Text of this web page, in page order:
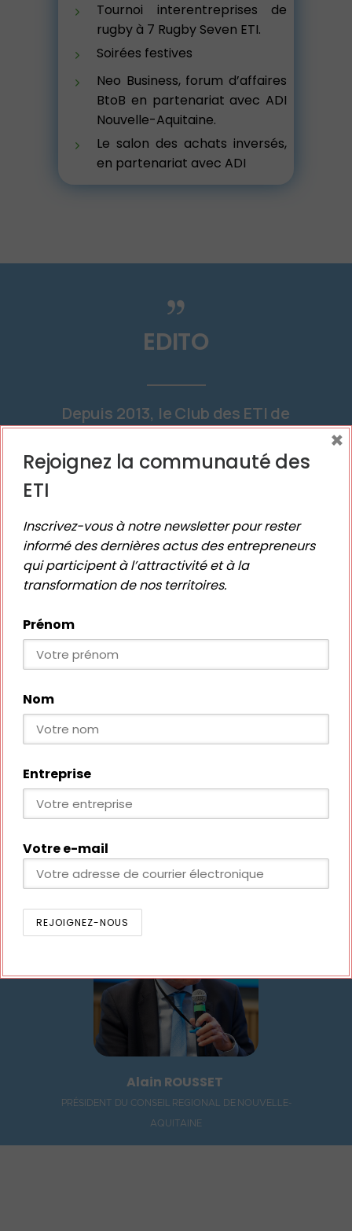
Tournoi interentreprises de
rugby à 7 Rugby Seven ETI.
Soirées festives
Neo Business, forum d’affaires
BtoB en partenariat avec ADI
Nouvelle-Aquitaine.
Le salon des achats inversés,
en partenariat avec ADI
EDITO
Depuis 2013, le Club des ETI de
coopération unique entre
lance de la réindustrialisation
de la France, dans leur
développement dans notre
Région.
Marc PRIKAZSKY
Alain ROUSSET
PRÉSIDENT DU CONSEIL REGIONAL DE NOUVELLE-
AQUITAINE
Rejoignez la communauté des
ETI
Inscrivez-vous à notre newsletter pour rester
informé des dernières actus des entrepreneurs
qui participent à l’attractivité et à la
transformation de nos territoires.
Prénom
Nom
Entreprise
Votre e-mail
×